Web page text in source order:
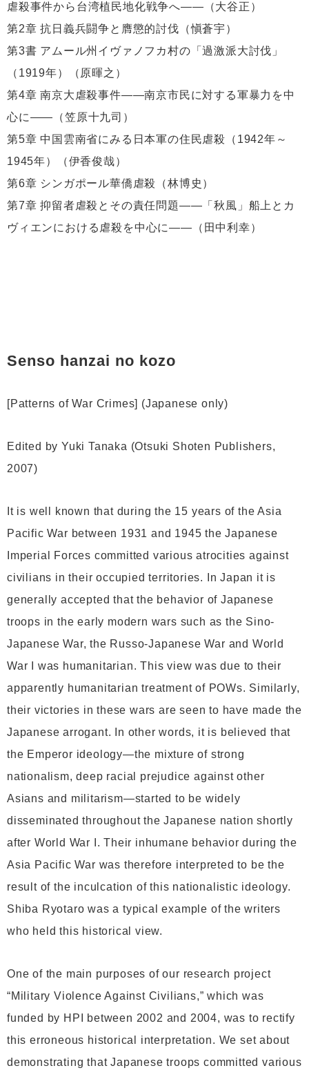
虐殺事件から台湾植民地化戦争へ――（大谷正）
第2章 抗日義兵闘争と膺懲的討伐（愼蒼宇）
第3書 アムール州イヴァノフカ村の「過激派大討伐」
（1919年）（原暉之）
第4章 南京大虐殺事件――南京市民に対する軍暴力を中
心に――（笠原十九司）
第5章 中国雲南省にみる日本軍の住民虐殺（1942年～
1945年）（伊香俊哉）
第6章 シンガポール華僑虐殺（林博史）
第7章 抑留者虐殺とその責任問題――「秋風」船上とカ
ヴィエンにおける虐殺を中心に――（田中利幸）
Senso hanzai no kozo
[Patterns of War Crimes] (Japanese only)
Edited by Yuki Tanaka (Otsuki Shoten Publishers,
2007)
It is well known that during the 15 years of the Asia
Pacific War between 1931 and 1945 the Japanese
Imperial Forces committed various atrocities against
civilians in their occupied territories. In Japan it is
generally accepted that the behavior of Japanese
troops in the early modern wars such as the Sino-
Japanese War, the Russo-Japanese War and World
War I was humanitarian. This view was due to their
apparently humanitarian treatment of POWs. Similarly,
their victories in these wars are seen to have made the
Japanese arrogant. In other words, it is believed that
the Emperor ideology—the mixture of strong
nationalism, deep racial prejudice against other
Asians and militarism—started to be widely
disseminated throughout the Japanese nation shortly
after World War I. Their inhumane behavior during the
Asia Pacific War was therefore interpreted to be the
result of the inculcation of this nationalistic ideology.
Shiba Ryotaro was a typical example of the writers
who held this historical view.
One of the main purposes of our research project
“Military Violence Against Civilians,” which was
funded by HPI between 2002 and 2004, was to rectify
this erroneous historical interpretation. We set about
demonstrating that Japanese troops committed various